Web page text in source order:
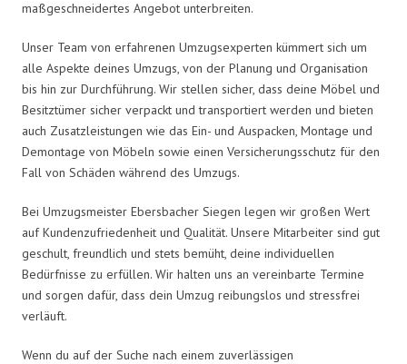
maßgeschneidertes Angebot unterbreiten.
Unser Team von erfahrenen Umzugsexperten kümmert sich um
alle Aspekte deines Umzugs, von der Planung und Organisation
bis hin zur Durchführung. Wir stellen sicher, dass deine Möbel und
Besitztümer sicher verpackt und transportiert werden und bieten
auch Zusatzleistungen wie das Ein- und Auspacken, Montage und
Demontage von Möbeln sowie einen Versicherungsschutz für den
Fall von Schäden während des Umzugs.
Bei Umzugsmeister Ebersbacher Siegen legen wir großen Wert
auf Kundenzufriedenheit und Qualität. Unsere Mitarbeiter sind gut
geschult, freundlich und stets bemüht, deine individuellen
Bedürfnisse zu erfüllen. Wir halten uns an vereinbarte Termine
und sorgen dafür, dass dein Umzug reibungslos und stressfrei
verläuft.
Wenn du auf der Suche nach einem zuverlässigen